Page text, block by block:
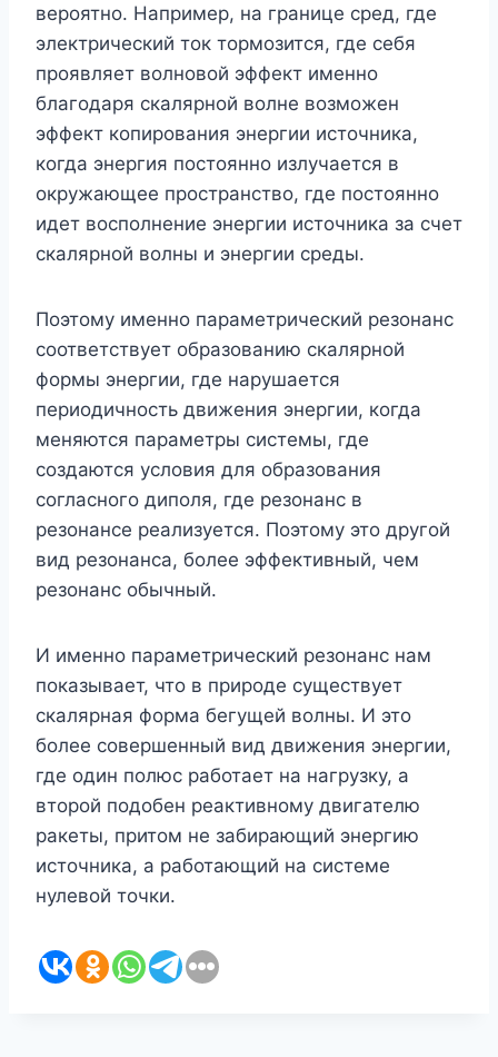
вероятно. Например, на границе сред, где
электрический ток тормозится, где себя
проявляет волновой эффект именно
благодаря скалярной волне возможен
эффект копирования энергии источника,
когда энергия постоянно излучается в
окружающее пространство, где постоянно
идет восполнение энергии источника за счет
скалярной волны и энергии среды.
Поэтому именно параметрический резонанс
соответствует образованию скалярной
формы энергии, где нарушается
периодичность движения энергии, когда
меняются параметры системы, где
создаются условия для образования
согласного диполя, где резонанс в
резонансе реализуется. Поэтому это другой
вид резонанса, более эффективный, чем
резонанс обычный.
И именно параметрический резонанс нам
показывает, что в природе существует
скалярная форма бегущей волны. И это
более совершенный вид движения энергии,
где один полюс работает на нагрузку, а
второй подобен реактивному двигателю
ракеты, притом не забирающий энергию
источника, а работающий на системе
нулевой точки.